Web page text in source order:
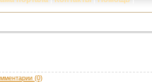
(0)